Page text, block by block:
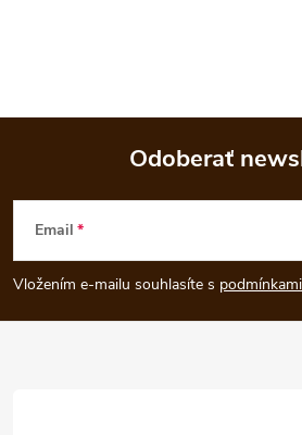
Z
á
p
Odoberať
Email
Vložením e-mailu souhlasíte s